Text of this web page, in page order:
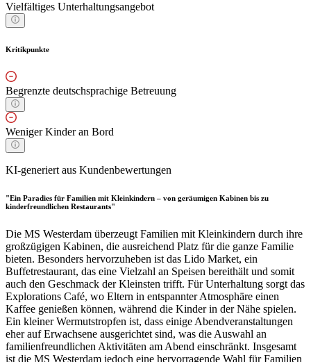
Vielfältiges Unterhaltungsangebot
Kritikpunkte
Begrenzte deutschsprachige Betreuung
Weniger Kinder an Bord
KI-generiert aus Kundenbewertungen
"Ein Paradies für Familien mit Kleinkindern – von geräumigen Kabinen bis zu
kinderfreundlichen Restaurants"
Die MS Westerdam überzeugt Familien mit Kleinkindern durch ihre
großzügigen Kabinen, die ausreichend Platz für die ganze Familie
bieten. Besonders hervorzuheben ist das Lido Market, ein
Buffetrestaurant, das eine Vielzahl an Speisen bereithält und somit
auch den Geschmack der Kleinsten trifft. Für Unterhaltung sorgt das
Explorations Café, wo Eltern in entspannter Atmosphäre einen
Kaffee genießen können, während die Kinder in der Nähe spielen.
Ein kleiner Wermutstropfen ist, dass einige Abendveranstaltungen
eher auf Erwachsene ausgerichtet sind, was die Auswahl an
familienfreundlichen Aktivitäten am Abend einschränkt. Insgesamt
ist die MS Westerdam jedoch eine hervorragende Wahl für Familien